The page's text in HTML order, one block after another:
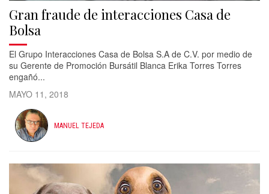
Gran fraude de interacciones Casa de
Bolsa
El Grupo Interacciones Casa de Bolsa S.A de C.V. por medio de
su Gerente de Promoción Bursátil Blanca Erika Torres Torres
engañó...
MAYO 11, 2018
MANUEL TEJEDA